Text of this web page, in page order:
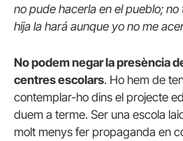
no pude hacerla en el pueblo;
hija la hará aunque yo no me
No podem negar la presència
centres escolars. Ho hem de
contemplar-ho dins el projecte
duem a terme. Ser una escola
molt menys fer propaganda en